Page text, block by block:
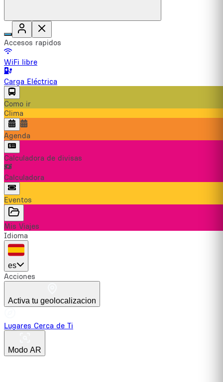
Accesos rapidos
WiFi libre
Carga Eléctrica
Como ir
Clima
Agenda
Calculadora de divisas
Calculadora
Eventos
Mis Viajes
Idioma
es
Acciones
Activa tu geolocalizacion
Lugares Cerca de Ti
Modo AR